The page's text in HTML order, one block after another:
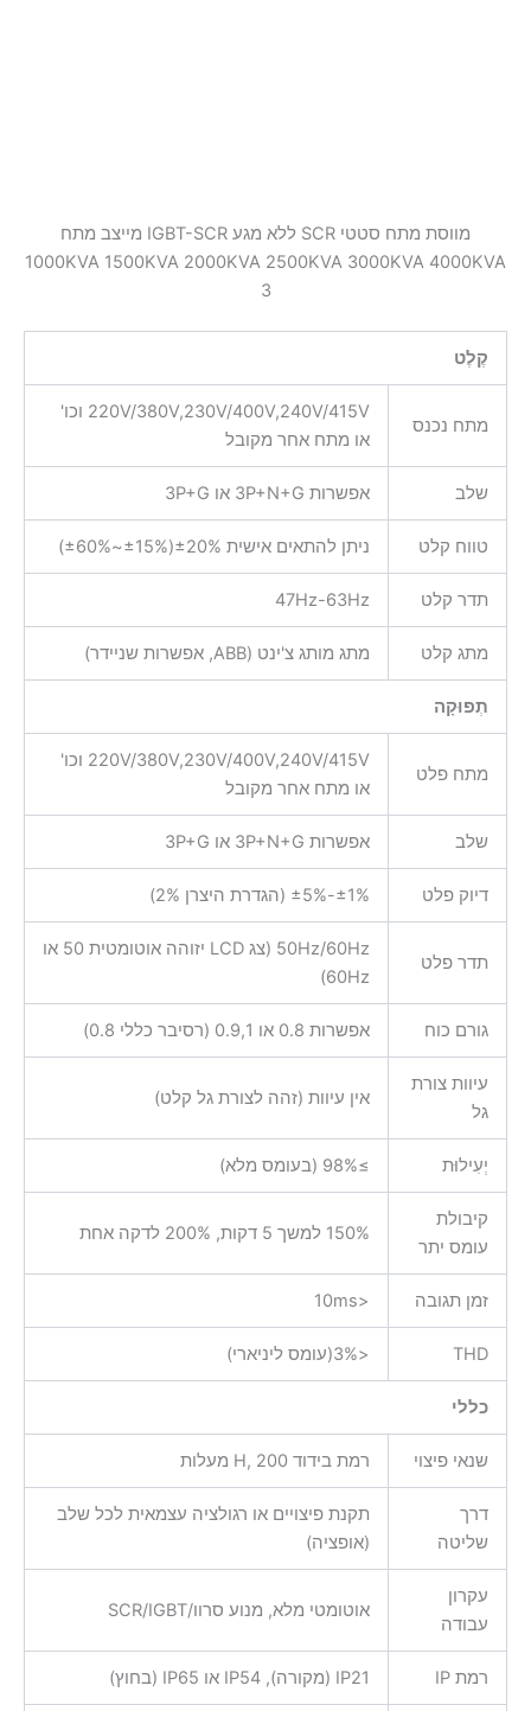
מווסת מתח סטטי SCR ללא מגע IGBT-SCR מייצב מתח
1000KVA 1500KVA 2000KVA 2500KVA 3000KVA 4000KVA
3
קֶלֶט
מתח נכנס
220V/380V,230V/400V,240V/415V וכו'
או מתח אחר מקובל
שלב אפשרות 3P+N+G או 3P+G
טווח קלט ניתן להתאים אישית ±20%(±15%~±60%)
תדר קלט 47Hz-63Hz
מתג קלט מתג מותג צ'ינט (ABB, אפשרות שניידר)
תְפוּקָה
מתח פלט
220V/380V,230V/400V,240V/415V וכו'
או מתח אחר מקובל
שלב אפשרות 3P+N+G או 3P+G
דיוק פלט ±1%-±5% (הגדרת היצרן 2%)
תדר פלט
50Hz/60Hz (צג LCD יזוהה אוטומטית 50 או
60Hz)
גורם כוח אפשרות 0.8 או 0.9,1 (רסיבר כללי 0.8)
עיוות צורת
גל
אין עיוות (זהה לצורת גל קלט)
יְעִילוּת ≥98% (בעומס מלא)
קיבולת
עומס יתר
150% למשך 5 דקות, 200% לדקה אחת
זמן תגובה <10ms
THD <3%(עומס ליניארי)
כללי
שנאי פיצוי רמת בידוד H, 200 מעלות
דרך
שליטה
תקנת פיצויים או רגולציה עצמאית לכל שלב
(אופציה)
עקרון
עבודה
אוטומטי מלא, מנוע סרוו/SCR/IGBT
רמת IP IP21 (מקורה), IP54 או IP65 (בחוץ)